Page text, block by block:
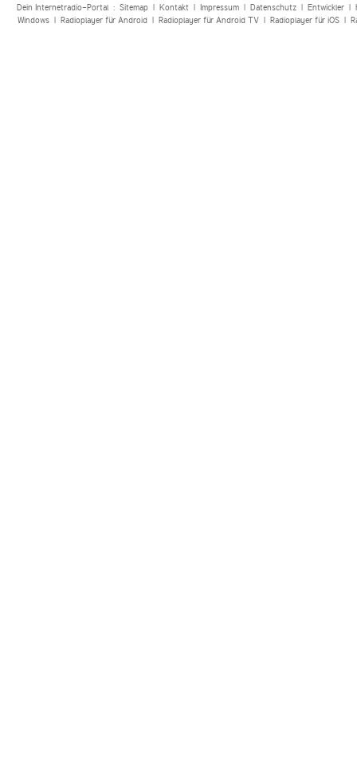
Dein Internetradio-Portal : Sitemap| Kontakt| Impressum| Datenschutz| Entwickler|
Windows| Radioplayer für Android| Radioplayer für Android TV| Radioplayer für iOS|